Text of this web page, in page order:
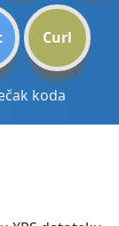
Curl
koda